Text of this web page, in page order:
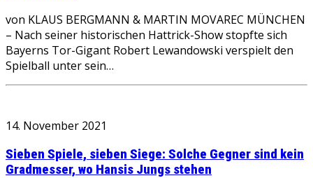
von KLAUS BERGMANN & MARTIN MOVAREC MÜNCHEN
– Nach seiner historischen Hattrick-Show stopfte sich
Bayerns Tor-Gigant Robert Lewandowski verspielt den
Spielball unter sein…
14. November 2021
Sieben Spiele, sieben Siege: Solche Gegner sind kein
Gradmesser, wo Hansis Jungs stehen